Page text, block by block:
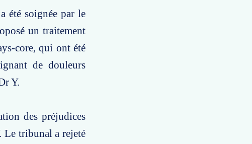
été soignée par le
un traitement
core, qui ont été
de douleurs
Y.
des préjudices
Le tribunal a rejeté